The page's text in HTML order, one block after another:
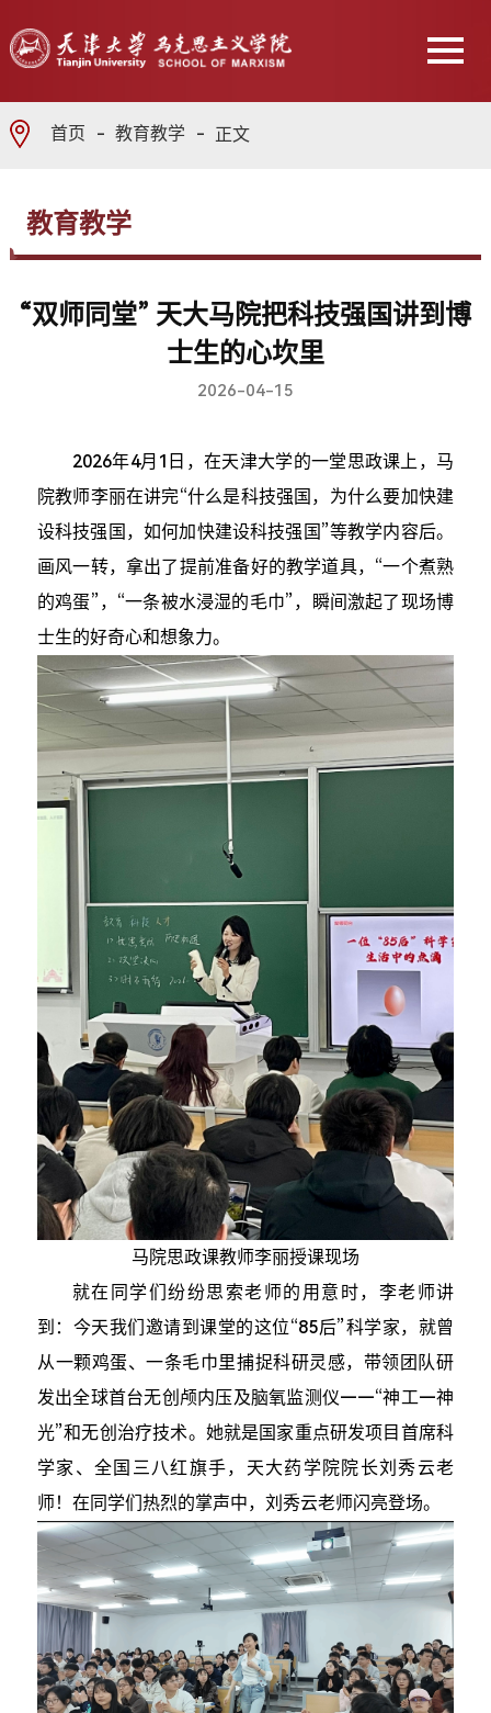
首页 教育教学 正文
教育教学
“双师同堂” 天大马院把科技强国讲到博
士生的心坎里
2026-04-15
2026年4月1日，在天津大学的一堂思政课上，马
院教师李丽在讲完“什么是科技强国，为什么要加快建
设科技强国，如何加快建设科技强国”等教学内容后。
画风一转，拿出了提前准备好的教学道具，“一个煮熟
的鸡蛋”，“一条被水浸湿的毛巾”，瞬间激起了现场博
士生的好奇心和想象力。
马院思政课教师李丽授课现场
就在同学们纷纷思索老师的用意时，李老师讲
到：今天我们邀请到课堂的这位“85后”科学家，就曾
从一颗鸡蛋、一条毛巾里捕捉科研灵感，带领团队研
发出全球首台无创颅内压及脑氧监测仪——“神工—神
光”和无创治疗技术。她就是国家重点研发项目首席科
学家、全国三八红旗手，天大药学院院长刘秀云老
师！在同学们热烈的掌声中，刘秀云老师闪亮登场。